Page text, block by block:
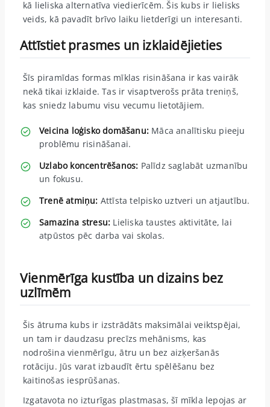
kā lieliska alternatīva viedierīcēm. Šis kubs ir lielisks
veids, kā pavadīt brīvo laiku lietderīgi un interesanti.
Attīstiet prasmes un izklaidējieties
Šīs piramīdas formas mīklas risināšana ir kas vairāk
nekā tikai izklaide. Tas ir visaptverošs prāta treniņš,
kas sniedz labumu visu vecumu lietotājiem.
Veicina loģisko domāšanu: Māca analītisku pieeju
problēmu risināšanai.
Uzlabo koncentrēšanos: Palīdz saglabāt uzmanību
un fokusu.
Trenē atmiņu: Attīsta telpisko uztveri un atjautību.
Samazina stresu: Lieliska taustes aktivitāte, lai
atpūstos pēc darba vai skolas.
Vienmērīga kustība un dizains bez
uzlīmēm
Šis ātruma kubs ir izstrādāts maksimālai veiktspējai,
un tam ir daudzasu precīzs mehānisms, kas
nodrošina vienmērīgu, ātru un bez aizķeršanās
rotāciju. Jūs varat izbaudīt ērtu spēlēšanu bez
kaitinošas iesprūšanas.
Izgatavota no izturīgas plastmasas, šī mīkla lepojas ar